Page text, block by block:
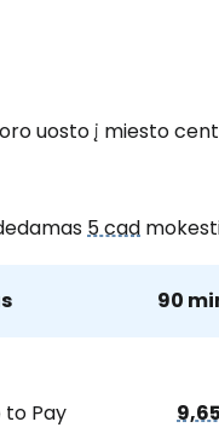
uosto į miesto
5 cad
90
to Pay
Tęsti su